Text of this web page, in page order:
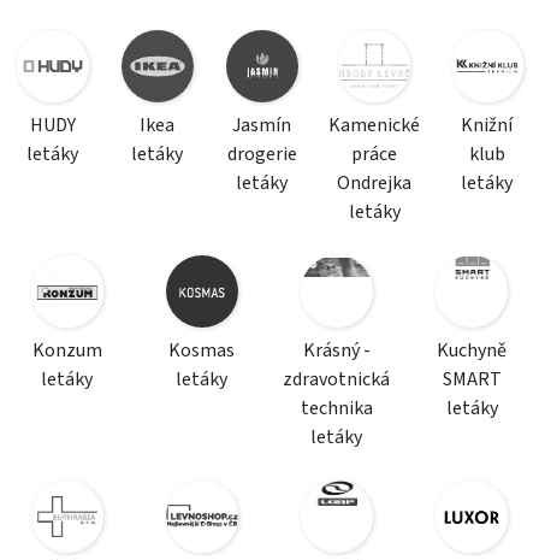
HUDY
letáky
Ikea
letáky
Jasmín
drogerie
letáky
Kamenické
práce
Ondrejka
letáky
Knižní
klub
letáky
Konzum
letáky
Kosmas
letáky
Krásný -
zdravotnická
technika
letáky
Kuchyně
SMART
letáky